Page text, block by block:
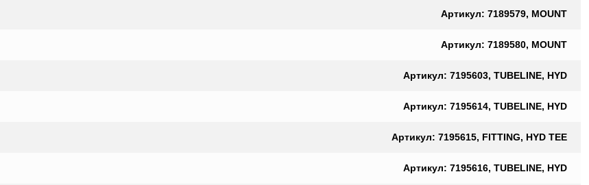
Артикул: 7189579, MOUNT
Артикул: 7189580, MOUNT
Артикул: 7195603, TUBELINE, HYD
Артикул: 7195614, TUBELINE, HYD
Артикул: 7195615, FITTING, HYD TEE
Артикул: 7195616, TUBELINE, HYD